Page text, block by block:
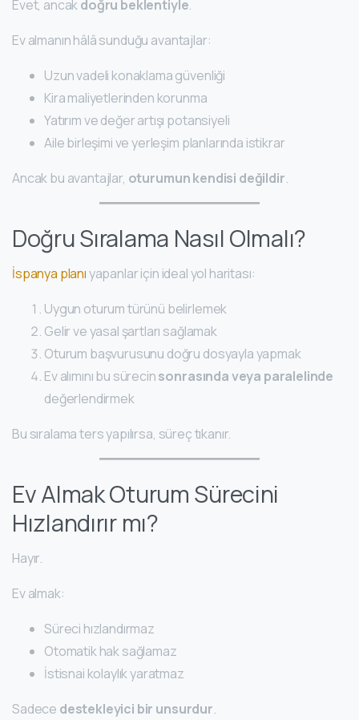
Evet, ancakdoğru beklentiyle.
Ev almanın hâlâ sunduğu avantajlar:
Uzun vadeli konaklama güvenliği
Kira maliyetlerinden korunma
Yatırım ve değer artışı potansiyeli
Aile birleşimi ve yerleşim planlarında istikrar
Ancak bu avantajlar, oturumun kendisi değildir.
Doğru Sıralama Nasıl Olmalı?
İspanya planıyapanlar için ideal yol haritası:
Uygun oturum türünü belirlemek
Gelir ve yasal şartları sağlamak
Oturum başvurusunu doğru dosyayla yapmak
Ev alımını bu sürecinsonrasında veya paralelinde
değerlendirmek
Bu sıralama ters yapılırsa, süreç tıkanır.
Ev Almak Oturum Sürecini
Hızlandırır mı?
Hayır.
Ev almak:
Süreci hızlandırmaz
Otomatik hak sağlamaz
İstisnai kolaylık yaratmaz
Sadece destekleyici bir unsurdur.